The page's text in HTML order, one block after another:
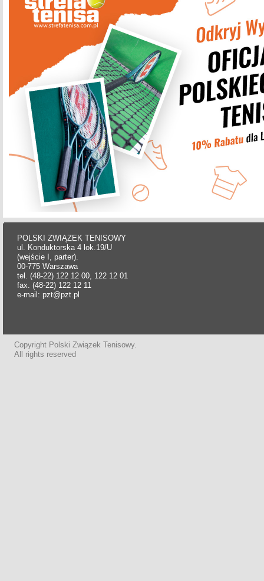
POLSKI ZWIĄZEK TENISOWY
ul. Konduktorska 4 lok.19/U
(wejście I, parter).
00-775 Warszawa
tel. (48-22) 122 12 00, 122 12 01
fax. (48-22) 122 12 11
e-mail: pzt@pzt.pl
Copyright Polski Związek Tenisowy.
All rights reserved